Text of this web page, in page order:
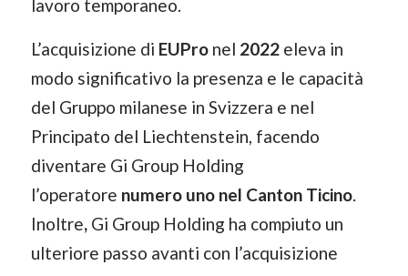
lavoro temporaneo.
L’acquisizione di EUPronel 2022eleva in
modo significativo la presenza e le capacità
del Gruppo milanese in Svizzera e nel
Principato del Liechtenstein, facendo
diventare Gi Group Holding
l’operatore numero uno nel Canton Ticino.
Inoltre, Gi Group Holding ha compiuto un
ulteriore passo avanti con l’acquisizione